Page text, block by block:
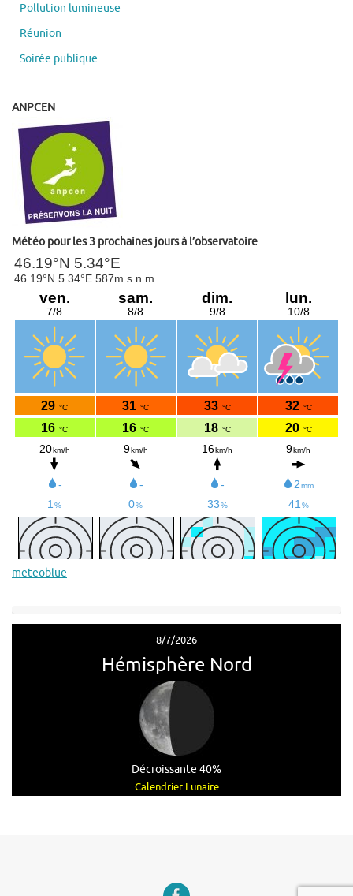
Pollution lumineuse
Réunion
Soirée publique
ANPCEN
Météo pour les 3 prochaines jours à l’observatoire
meteoblue
8/7/2026
Hémisphère Nord
Décroissante 40%
Calendrier Lunaire